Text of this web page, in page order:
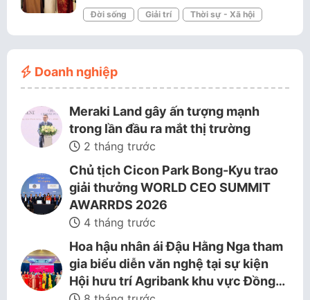
Đời sống Giải trí Thời sự - Xã hội
Doanh nghiệp
Meraki Land gây ấn tượng mạnh
trong lần đầu ra mắt thị trường
2 tháng trước
Chủ tịch Cicon Park Bong-Kyu trao
giải thưởng WORLD CEO SUMMIT
AWARRDS 2026
4 tháng trước
Hoa hậu nhân ái Đậu Hằng Nga tham
gia biểu diễn văn nghệ tại sự kiện
Hội hưu trí Agribank khu vực Đồng…